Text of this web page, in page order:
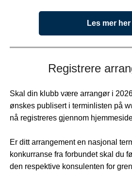
Les mer her
Registrere
Skal din klubb være arrangør i
ønskes publisert i terminlisten på
nå registreres gjennom
Er ditt arrangement en nasjonal
konkurranse fra forbundet skal du
den respektive konsulenten for